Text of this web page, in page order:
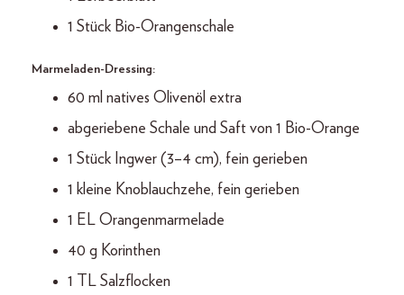
1 Stück Bio-Orangenschale
Marmeladen-Dressing:
60 ml natives Olivenöl extra
abgeriebene Schale und Saft von 1 Bio-Orange
1 Stück Ingwer (3–4 cm), fein gerieben
1 kleine Knoblauchzehe, fein gerieben
1 EL Orangenmarmelade
40 g Korinthen
1 TL Salzflocken